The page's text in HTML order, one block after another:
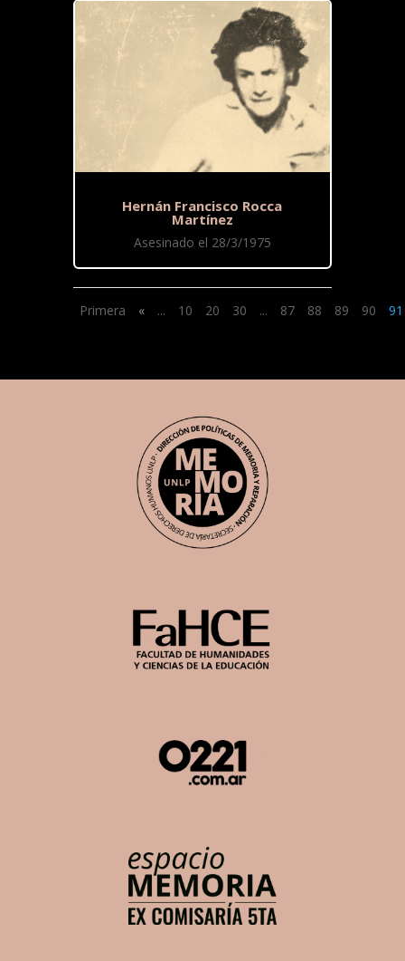
Hernán Francisco Rocca
Martínez
Asesinado el 28/3/1975
Primera « ... 10 20 30 ... 87 88 89 90 91